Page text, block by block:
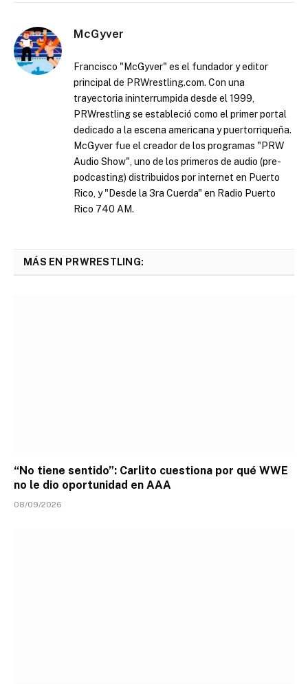
McGyver
Francisco "McGyver" es el fundador y editor
principal de PRWrestling.com. Con una
trayectoria ininterrumpida desde el 1999,
PRWrestling se estableció como el primer portal
dedicado a la escena americana y puertorriqueña.
McGyver fue el creador de los programas "PRW
Audio Show", uno de los primeros de audio (pre-
podcasting) distribuidos por internet en Puerto
Rico, y "Desde la 3ra Cuerda" en Radio Puerto
Rico 740 AM.
MÁS EN PRWRESTLING:
“No tiene sentido”: Carlito cuestiona por qué WWE
no le dio oportunidad en AAA
08/09/2026